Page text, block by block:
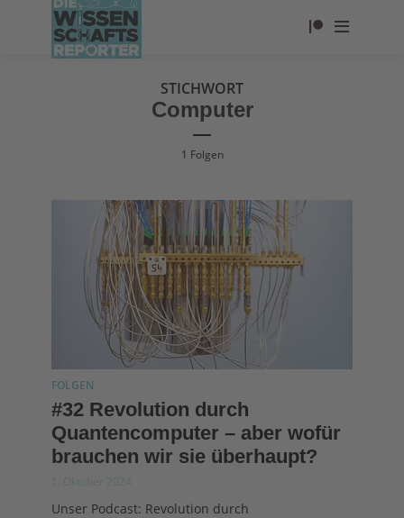
STICHWORT
Computer
1 Folgen
FOLGEN
#32 Revolution durch
Quantencomputer – aber wofür
brauchen wir sie überhaupt?
1. Oktober 2024
Unser Podcast: Revolution durch